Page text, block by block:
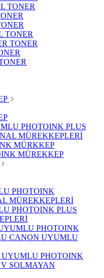
TONER
TONER
TONER
PHOTOINK PLUS
MÜREKKEPLERİ
MÜRKKEP
MÜREKKEP
PHOTOINK
MÜREKKEPLERİ
PHOTOINK PLUS
PHOTOINK
CANON UYUMLU
UYUMLU PHOTOINK
SOLMAYAN